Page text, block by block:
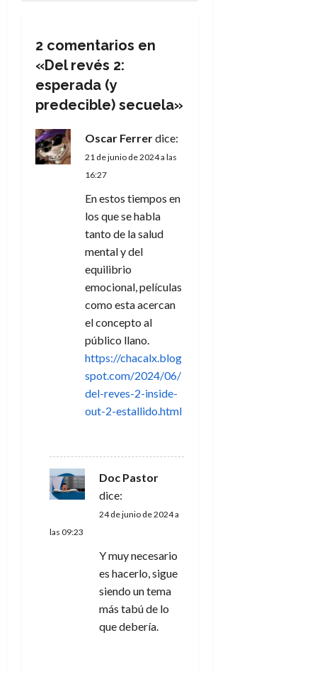
i
ó
n
d
e
2 comentarios en
«Del revés 2:
esperada (y
predecible) secuela»
Oscar Ferrerdice:
21 de junio de 2024 a las
16:27
En estos tiempos en
los que se habla
tanto de la salud
mental y del
equilibrio
emocional, películas
como esta acercan
el concepto al
público llano.
https://chacalx.blog
spot.com/2024/06/
del-reves-2-inside-
out-2-estallido.html
Doc Pastor
dice:
24 de junio de 2024 a
las 09:23
Y muy necesario
es hacerlo, sigue
siendo un tema
más tabú de lo
que debería.